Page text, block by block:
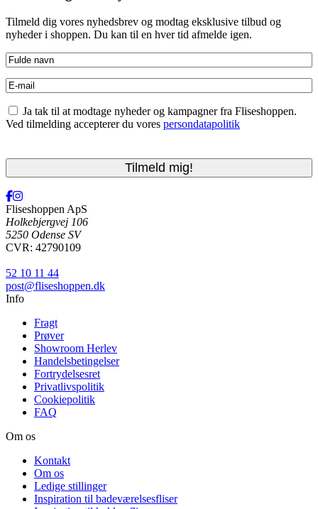
Tilmeld dig vores nyhedsbrev og modtag eksklusive tilbud og
nyheder i shoppen. Du kan til en hver tid afmelde igen.
Fulde
navn(Påkrævet)
E-
mail(Påkrævet)
Accepter
betingelser(Påkrævet)
Ja tak til at modtage nyheder og kampagner fra Fliseshoppen.
Ved tilmelding accepterer du vores persondatapolitik
Fliseshoppen ApS
Holkebjergvej 106
5250 Odense SV
CVR: 42790109
52 10 11 44
post@fliseshoppen.dk
Info
Fragt
Prøver
Showroom Herlev
Handelsbetingelser
Fortrydelsesret
Privatlivspolitik
Cookiepolitik
FAQ
Om os
Kontakt
Om os
Ledige stillinger
Inspiration til badeværelsesfliser